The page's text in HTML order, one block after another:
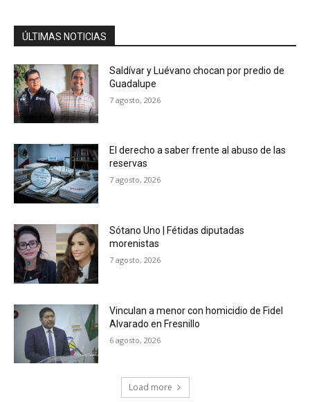
ÚLTIMAS NOTICIAS
Saldívar y Luévano chocan por predio de
Guadalupe
7 agosto, 2026
El derecho a saber frente al abuso de las
reservas
7 agosto, 2026
Sótano Uno | Fétidas diputadas
morenistas
7 agosto, 2026
Vinculan a menor con homicidio de Fidel
Alvarado en Fresnillo
6 agosto, 2026
Load more